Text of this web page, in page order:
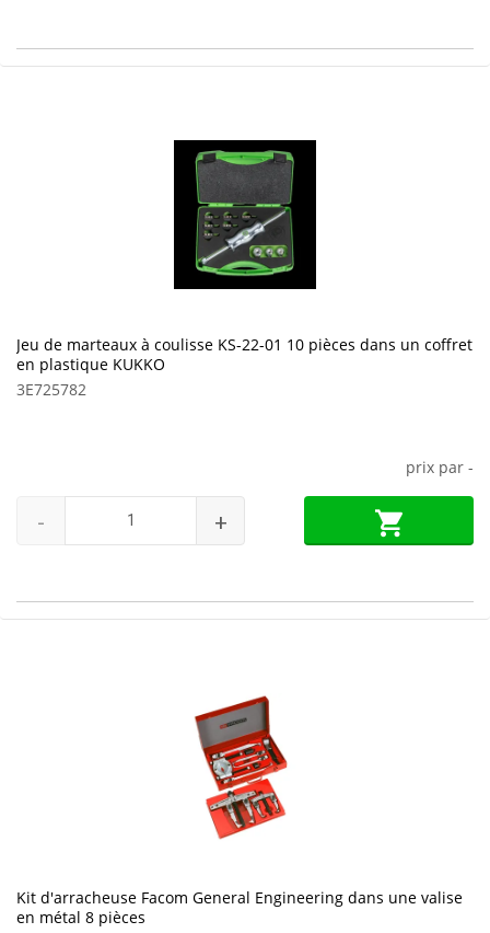
Jeu de marteaux à coulisse KS-22-01 10 pièces dans un coffret
en plastique KUKKO
3E725782
prix par -
- +
Kit d'arracheuse Facom General Engineering dans une valise
en métal 8 pièces